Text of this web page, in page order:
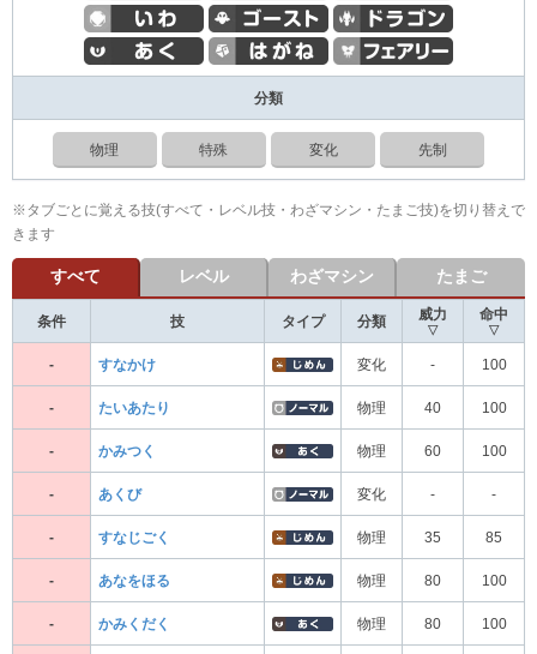
分類
物理 特殊 変化 先制
※タブごとに覚える技(すべて・レベル技・わざマシン・たまご技)を切り替えで
きます
すべて レベル わざマシン たまご
条件 技 タイプ 分類 威力
▽
命中
▽
- すなかけ 変化 - 100
- たいあたり 物理 40 100
- かみつく 物理 60 100
- あくび 変化 - -
- すなじごく 物理 35 85
- あなをほる 物理 80 100
- かみくだく 物理 80 100